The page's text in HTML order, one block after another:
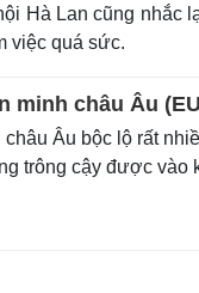
Hà Lan cũng nhắc
việc quá sức.
minh châu Âu
Âu bộc lộ rất
trông cậy được vào